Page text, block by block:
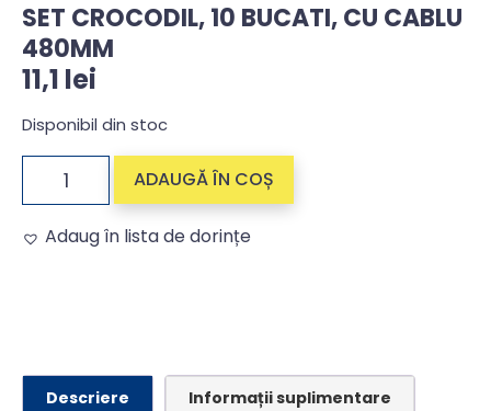
SET CROCODIL, 10 BUCATI, CU CABLU
480MM
11,1 lei
Disponibil din stoc
ADAUGĂ ÎN COȘ
Adaug în lista de dorințe
Descriere Informații suplimentare